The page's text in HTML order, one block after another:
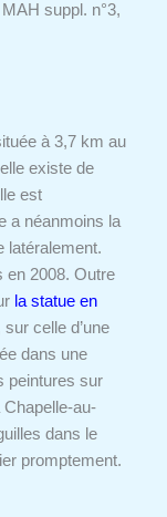
suppl. n°3,
à 3,7 km au
existe de
est
a néanmoins la
latéralement.
en 2008. Outre
la statue en
sur celle d’une
dans une
peintures sur
Chapelle-au-
dans le
promptement.